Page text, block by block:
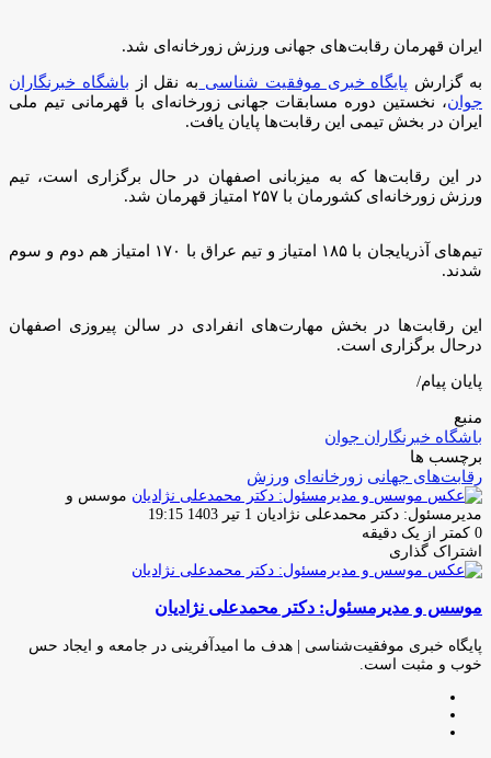
ایران قهرمان رقابت‌های جهانی ورزش زورخانه‌ای شد.
به گزارش پایگاه خبری موفقیت شناسی به نقل از باشگاه خبرنگاران
جوان، نخستین دوره مسابقات جهانی زورخانه‌ای با قهرمانی تیم ملی
ایران در بخش تیمی این رقابت‌ها پایان یافت.
در این رقابت‌ها که به میزبانی اصفهان در حال برگزاری است، تیم
ورزش زورخانه‌ای کشورمان با ۲۵۷ امتیاز قهرمان شد.
تیم‌های آذریایجان با ۱۸۵ امتیاز و تیم عراق با ۱۷۰ امتیاز هم دوم و سوم
شدند.
این رقابت‌ها در بخش مهارت‌های انفرادی در سالن پیروزی اصفهان
درحال برگزاری است.
پایان پیام/
منبع
باشگاه خبرنگاران جوان
برچسب ها
‌رقابت‌های جهانی زورخانه‌ای ورزش
موسس و
مدیرمسئول: دکتر محمدعلی نژادیان ارسال1 تیر 1403 19:15
0 کمتر از یک دقیقه
اشتراک گذاری
فیس
توئیتر
لینکدین
واتس
تلگرام
اشتراک
از
ایمیل
چاپ
موسس و مدیرمسئول: دکتر محمدعلی نژادیان
پایگاه خبری موفقیت‌شناسی | هدف ما امیدآفرینی در جامعه و ایجاد حس
خوب و مثبت است.